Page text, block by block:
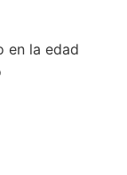
en la edad